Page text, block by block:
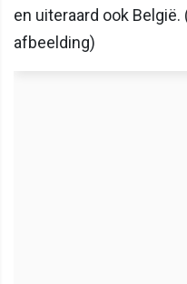
en uiteraard ook
afbeelding)